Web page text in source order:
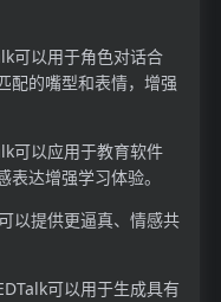
可以用于角色对话合
配的嘴型和表情，增强
可以应用于教育软件
达增强学习体验。
以提供更逼真、情感共
可以用于生成具有